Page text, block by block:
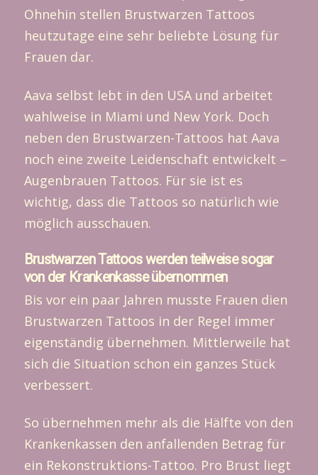
Ohnehin stellen Brustwarzen Tattoos
heutzutage eine sehr beliebte Lösung für
Frauen dar.
Aava selbst lebt in den USA und arbeitet
wahlweise in Miami und New York. Doch
neben den Brustwarzen-Tattoos hat Aava
noch eine zweite Leidenschaft entwickelt –
Augenbrauen Tattoos. Für sie ist es
wichtig, dass die Tattoos so natürlich wie
möglich ausschauen.
Brustwarzen Tattoos werden teilweise sogar
von der Krankenkasse übernommen
Bis vor ein paar Jahren musste Frauen dien
Brustwarzen Tattoos in der Regel immer
eigenständig übernehmen. Mittlerweile hat
sich die Situation schon ein ganzes Stück
verbessert.
So übernehmen mehr als die Hälfte von den
Krankenkassen den anfallenden Betrag für
ein Rekonstruktions-Tattoo. Pro Brust liegt